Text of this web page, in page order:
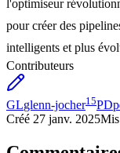
l'optimiseur
pour créer des
intelligents et plus
Contributeurs
GLglenn-jocher15PD
Créé 27 janv. 2025